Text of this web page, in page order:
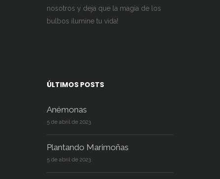
nosotros y deja que la magia de los
bulbos ilumine tu vida!
ÚLTIMOS POSTS
Anémonas
5 de abril de 2023
Plantando Marimoñas
5 de abril de 2023